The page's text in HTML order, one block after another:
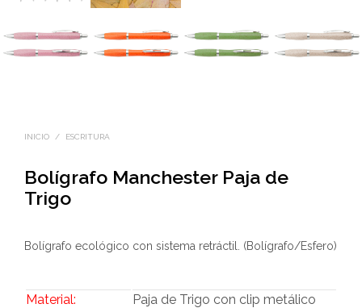
INICIO / ESCRITURA
Bolígrafo Manchester Paja de
Trigo
Bolígrafo ecológico con sistema retráctil. (Bolígrafo/Esfero)
Material: Paja de Trigo con clip metálico